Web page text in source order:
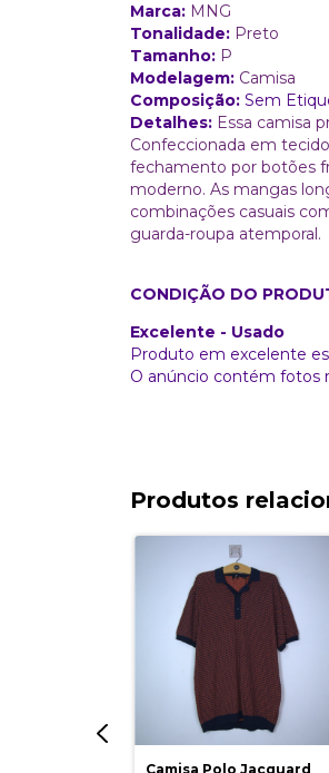
Marca: MNG
Tonalidade: Preto
Tamanho: P
Modelagem: Camisa
Composição: Sem
Detalhes: Essa camisa
Confeccionada em
fechamento por botões
moderno. As mangas
combinações casuais
guarda-roupa atemporal.
CONDIÇÃO DO
Excelente - Usado
Produto em excelente
O anúncio contém fotos
Produtos
Camisa Polo Jacquard